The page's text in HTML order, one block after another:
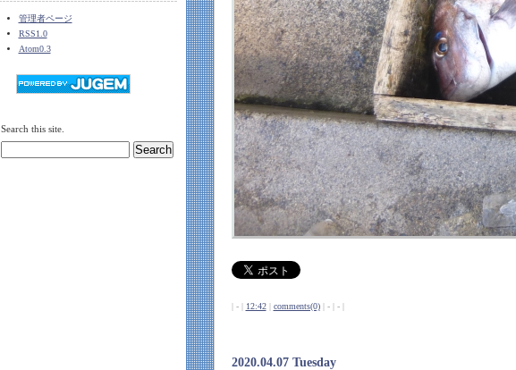
管理者ページ
RSS1.0
Atom0.3
Search this site.
| - | 12:42| comments(0)| - | - |
2020.04.07 Tuesday